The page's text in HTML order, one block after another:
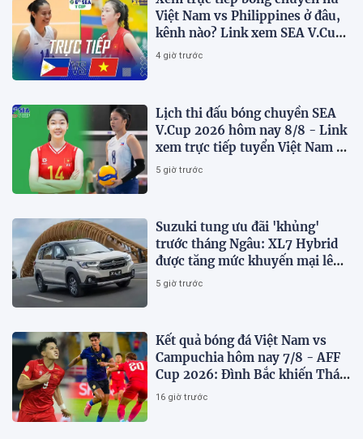
Việt Nam vs Philippines ở đâu,
kênh nào? Link xem SEA V.Cup
2026 mới nhất
4 giờ trước
Lịch thi đấu bóng chuyền SEA
V.Cup 2026 hôm nay 8/8 - Link
xem trực tiếp tuyển Việt Nam vs
Philippines
5 giờ trước
Suzuki tung ưu đãi 'khủng'
trước tháng Ngâu: XL7 Hybrid
được tăng mức khuyến mại lên
75 triệu đồng
5 giờ trước
Kết quả bóng đá Việt Nam vs
Campuchia hôm nay 7/8 - AFF
Cup 2026: Đình Bắc khiến Thái
Lan run sợ
16 giờ trước